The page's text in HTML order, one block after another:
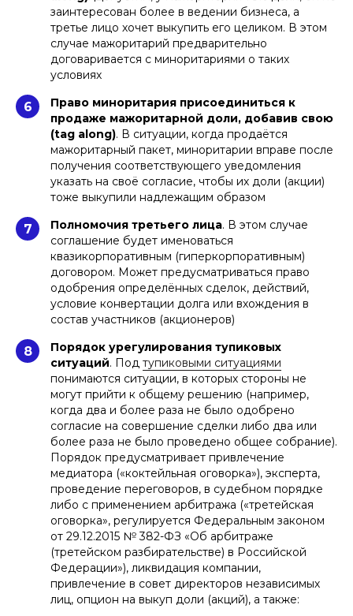
заинтересован более в ведении бизнеса, а
третье лицо хочет выкупить его целиком. В этом
случае мажоритарий предварительно
договаривается с миноритариями о таких
условиях
6
Право миноритария присоединиться к
продаже мажоритарной доли, добавив свою
(tag along). В ситуации, когда продаётся
мажоритарный пакет, миноритарии вправе после
получения соответствующего уведомления
указать на своё согласие, чтобы их доли (акции)
тоже выкупили надлежащим образом
7 Полномочия третьего лица. В этом случае
соглашение будет именоваться
квазикорпоративным (гиперкорпоративным)
договором. Может предусматриваться право
одобрения определённых сделок, действий,
условие конвертации долга или вхождения в
состав участников (акционеров)
8
Порядок урегулирования тупиковых
ситуаций. Под тупиковыми ситуациями
понимаются ситуации, в которых стороны не
могут прийти к общему решению (например,
когда два и более раза не было одобрено
согласие на совершение сделки либо два или
более раза не было проведено общее собрание).
Порядок предусматривает привлечение
медиатора («коктейльная оговорка»), эксперта,
проведение переговоров, в судебном порядке
либо с применением арбитража («третейская
оговорка», регулируется Федеральным законом
от 29.12.2015 № 382-ФЗ «Об арбитраже
(третейском разбирательстве) в Российской
Федерации»), ликвидация компании,
привлечение в совет директоров независимых
лиц, опцион на выкуп доли (акций), а также: